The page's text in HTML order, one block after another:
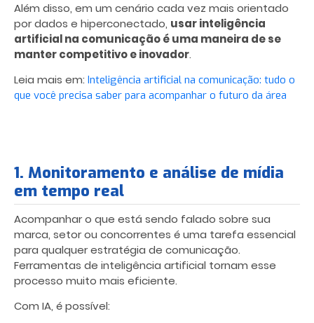
Além disso, em um cenário cada vez mais orientado
por dados e hiperconectado, usar inteligência
artificial na comunicação é uma maneira de se
manter competitivo e inovador.
Leia mais em: Inteligência artificial na comunicação: tudo o
que você precisa saber para acompanhar o futuro da área
1. Monitoramento e análise de mídia
em tempo real
Acompanhar o que está sendo falado sobre sua
marca, setor ou concorrentes é uma tarefa essencial
para qualquer estratégia de comunicação.
Ferramentas de inteligência artificial tornam esse
processo muito mais eficiente.
Com IA, é possível: